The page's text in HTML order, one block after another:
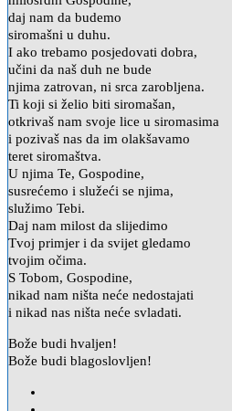
daj nam da budemo
siromašni u duhu.
I ako trebamo posjedovati dobra,
učini da naš duh ne bude
njima zatrovan, ni srca zarobljena.
Ti koji si želio biti siromašan,
otkrivaš nam svoje lice u siromasima
i pozivaš nas da im olakšavamo
teret siromaštva.
U njima Te, Gospodine,
susrećemo i služeći se njima,
služimo Tebi.
Daj nam milost da slijedimo
Tvoj primjer i da svijet gledamo
tvojim očima.
S Tobom, Gospodine,
nikad nam ništa neće nedostajati
i nikad nas ništa neće svladati.
Bože budi hvaljen!
Bože budi blagoslovljen!